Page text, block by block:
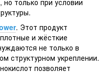
только при условии
. Этот продукт
и жёсткие
не только в
структурном укреплении.
позволяет